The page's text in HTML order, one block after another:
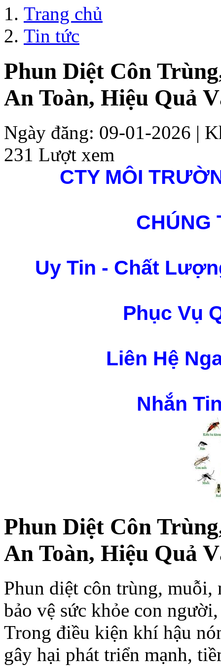
Trang chủ
Tin tức
Phun Diệt Côn
An Toàn, Hiệu Quả
Ngày đăng: 09-01-2026 |
231 Lượt xem
CTY MÔI
CHÚNG
Uy Tin - Chất
Phục Vụ
Liên Hệ
Nhắn
Phun Diệt Côn
An Toàn, Hiệu Quả
Phun diệt côn trùng,
bảo vệ sức khỏe con
Trong điều kiện khí hậu
gây hại phát triển mạnh,